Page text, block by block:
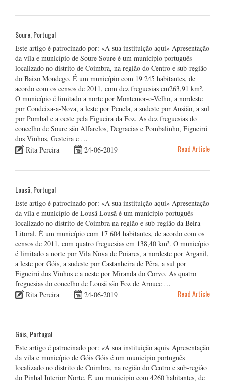
Soure, Portugal
Este artigo é patrocinado por: «A sua instituição aqui» Apresentação
da vila e município de Soure Soure é um município português
localizado no distrito de Coimbra, na região do Centro e sub-região
do Baixo Mondego. É um município com 19 245 habitantes, de
acordo com os censos de 2011, com dez freguesias em263,91 km².
O município é limitado a norte por Montemor-o-Velho, a nordeste
por Condeixa-a-Nova, a leste por Penela, a sudeste por Ansião, a sul
por Pombal e a oeste pela Figueira da Foz. As dez freguesias do
concelho de Soure são Alfarelos, Degracias e Pombalinho, Figueiró
dos Vinhos, Gesteira e …
Rita Pereira
24-06-2019 Read Article
Lousã, Portugal
Este artigo é patrocinado por: «A sua instituição aqui» Apresentação
da vila e município de Lousã Lousã é um município português
localizado no distrito de Coimbra na região e sub-região da Beira
Litoral. É um município com 17 604 habitantes, de acordo com os
censos de 2011, com quatro freguesias em 138,40 km². O município
é limitado a norte por Vila Nova de Poiares, a nordeste por Arganil,
a leste por Góis, a sudeste por Castanheira de Pêra, a sul por
Figueiró dos Vinhos e a oeste por Miranda do Corvo. As quatro
freguesias do concelho de Lousã são Foz de Arouce …
Rita Pereira
24-06-2019 Read Article
Góis, Portugal
Este artigo é patrocinado por: «A sua instituição aqui» Apresentação
da vila e município de Góis Góis é um município português
localizado no distrito de Coimbra, na região do Centro e sub-região
do Pinhal Interior Norte. É um município com 4260 habitantes, de